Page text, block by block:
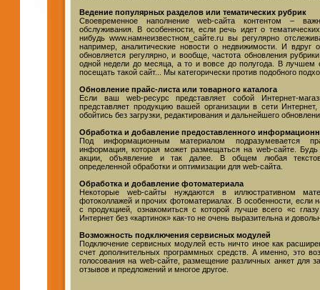
Ведение популярных разделов или тематических рубрик
Своевременное наполнение web-сайта контентом –
обслуживания. В особенности, если речь идет о
нибудь www.намнеизвестном_сайте.ru вы регулярно
например, аналитические новости о недвижимости. И вдруг
обновляется регулярно, и вообще, частота обновления
одной недели до месяца, а то и вовсе до полугода. В лучшем
посещать такой сайт... Мы категорически против подобного
Обновление прайс-листа или товарного каталога
Если ваш web-ресурс представляет собой Интернет-
представляет продукцию вашей организации в сети
обойтись без загрузки, редактирования и дальнейшего
Обработка и добавление предоставленного
Под информационным материалом подразумевается
информация, которая может размещаться на web-сайте. Будь
акции, объявление и так далее. В общем любая
определенной обработки и оптимизации для web-сайта.
Обработка и добавление фотоматериала
Некоторые web-сайты нуждаются в иллюстративном
фотоколлажей и прочих фотоматериалах. В особенности, если
с продукцией, ознакомиться с которой лучше всего «с
Интернет без «картинок» как-то не очень выразительна и
Возможность подключения сервисных модулей
Подключение сервисных модулей есть ничто иное как
счет дополнительных программных средств. А именно, это
голосования на web-сайте, размещение различных анкет для
отзывов и предложений и многое другое.